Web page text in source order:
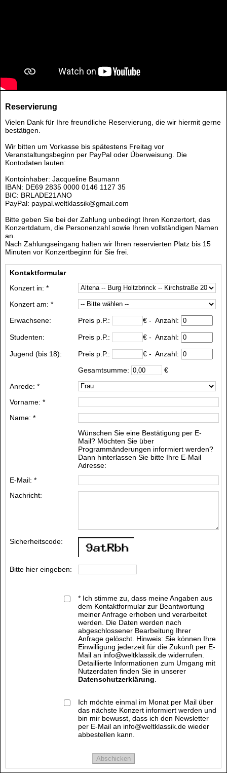
Reservierung
Vielen Dank für Ihre freundliche Reservierung, die wir hiermit gerne
bestätigen.
Wir bitten um Vorkasse bis spätestens Freitag vor
Veranstaltungsbeginn per PayPal oder Überweisung. Die
Kontodaten lauten:
Kontoinhaber: Jacqueline Baumann
IBAN: DE69 2835 0000 0146 1127 35
BIC: BRLADE21ANO
PayPal: paypal.weltklassik@gmail.com
Bitte geben Sie bei der Zahlung unbedingt Ihren Konzertort, das
Konzertdatum, die Personenzahl sowie Ihren vollständigen Namen
an.
Nach Zahlungseingang halten wir Ihren reservierten Platz bis 15
Minuten vor Konzertbeginn für Sie frei.
Kontaktformular
Konzert in: *
Konzert am: *
Erwachsene:
Preis p.P.: € - Anzahl:
Studenten: Preis p.P.: € - Anzahl:
Jugend (bis 18): Preis p.P.: € - Anzahl:
Gesamtsumme:
€
Anrede: *
Vorname: *
Name: *
Wünschen Sie eine Bestätigung per E-
Mail? Möchten Sie über
Programmänderungen informiert werden?
Dann hinterlassen Sie bitte Ihre E-Mail
Adresse:
E-Mail: *
Nachricht:
Sicherheitscode:
Bitte hier eingeben:
* Ich stimme zu, dass meine Angaben aus
dem Kontaktformular zur Beantwortung
meiner Anfrage erhoben und verarbeitet
werden. Die Daten werden nach
abgeschlossener Bearbeitung Ihrer
Anfrage gelöscht. Hinweis: Sie können Ihre
Einwilligung jederzeit für die Zukunft per E-
Mail an info@weltklassik.de widerrufen.
Detaillierte Informationen zum Umgang mit
Nutzerdaten finden Sie in unserer
Datenschutzerklärung
Ich möchte einmal im Monat per Mail über
das nächste Konzert informiert werden und
bin mir bewusst, dass ich den Newsletter
per E-Mail an info@weltklassik.de wieder
abbestellen kann.